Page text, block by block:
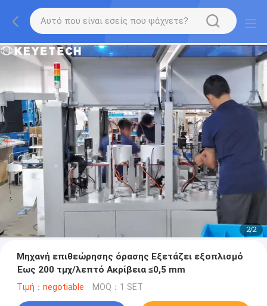
2/2
Μηχανή επιθεώρησης όρασης Εξετάζει εξοπλισμό
Έως 200 τμχ/λεπτό Ακρίβεια ≤0,5 mm
Τιμή：negotiable MOQ：1 SET